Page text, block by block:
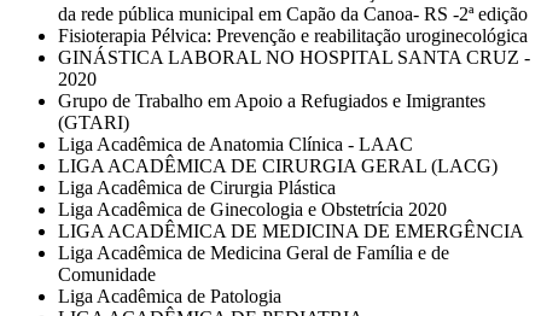
da rede pública municipal em Capão da Canoa- RS -2ª edição
Fisioterapia Pélvica: Prevenção e reabilitação uroginecológica
GINÁSTICA LABORAL NO HOSPITAL SANTA CRUZ -
2020
Grupo de Trabalho em Apoio a Refugiados e Imigrantes
(GTARI)
Liga Acadêmica de Anatomia Clínica - LAAC
LIGA ACADÊMICA DE CIRURGIA GERAL (LACG)
Liga Acadêmica de Cirurgia Plástica
Liga Acadêmica de Ginecologia e Obstetrícia 2020
LIGA ACADÊMICA DE MEDICINA DE EMERGÊNCIA
Liga Acadêmica de Medicina Geral de Família e de
Comunidade
Liga Acadêmica de Patologia